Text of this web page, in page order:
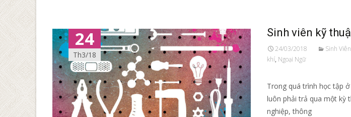
24
Th3/18
Sinh viên kỹ
24/03/2018 Sinh Viên
khí, Ngoại Ngữ
Trong quá trình học tập
luôn phải trả qua một kỳ
nghiệp, thông